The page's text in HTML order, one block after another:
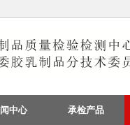
中心 承检产品